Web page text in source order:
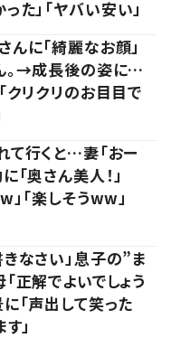
た」「ヤバい安い」
に「綺麗なお顔」
。→成長後の姿に…
クリクリのお目目で
て行くと…妻「おー
「奥さん美人！」
「楽しそうww」
なさい」息子の”ま
正解でよいでしょう
「声出して笑った
」